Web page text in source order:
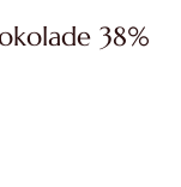
38%